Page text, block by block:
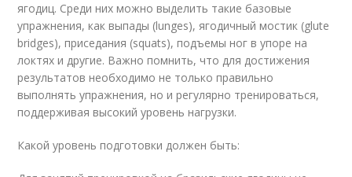
ягодиц. Среди них можно выделить такие базовые
упражнения, как выпады (lunges), ягодичный мостик (glute
bridges), приседания (squats), подъемы ног в упоре на
локтях и другие. Важно помнить, что для достижения
результатов необходимо не только правильно
выполнять упражнения, но и регулярно тренироваться,
поддерживая высокий уровень нагрузки.
Какой уровень подготовки должен быть: